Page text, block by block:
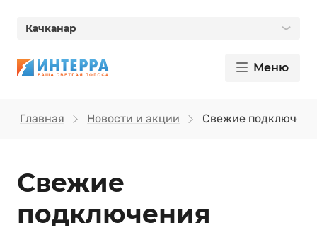
Качканар
Меню
Главная Новости и акции Свежие
Свежие
подключения